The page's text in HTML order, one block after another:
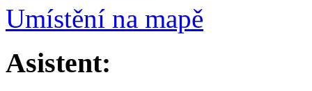
Umístění na mapě
Asistent: